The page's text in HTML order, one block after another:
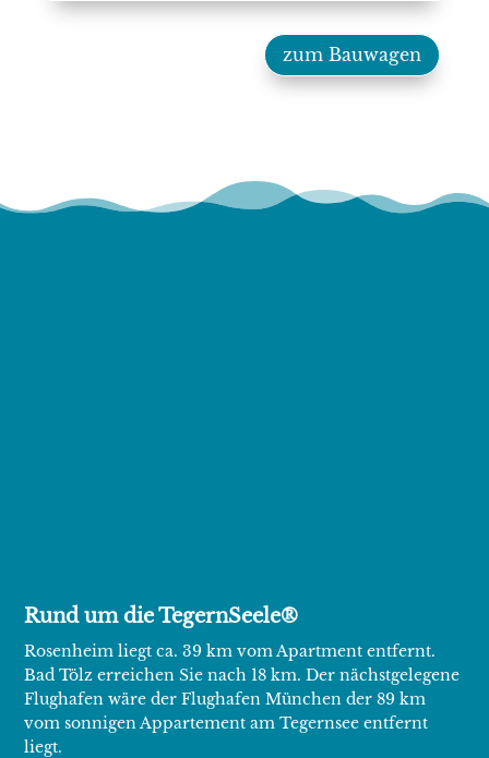
zum Bauwagen
Rund um die TegernSeele®
Rosenheim liegt ca. 39 km vom Apartment entfernt.
Bad Tölz erreichen Sie nach 18 km. Der nächstgelegene
Flughafen wäre der Flughafen München der 89 km
vom sonnigen Appartement am Tegernsee entfernt
liegt.